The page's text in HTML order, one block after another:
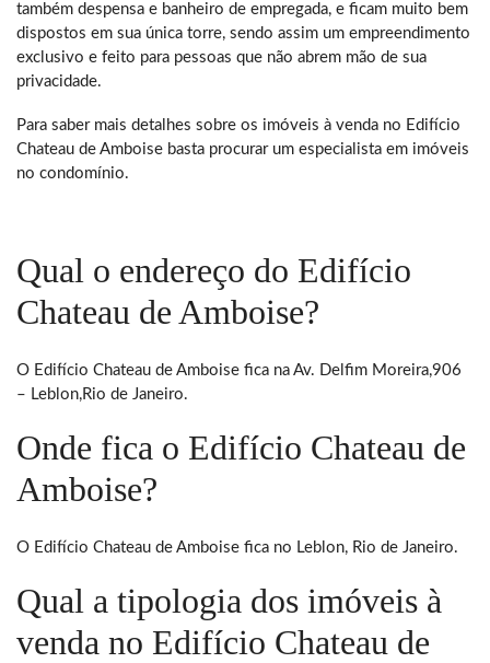
também despensa e banheiro de empregada, e ficam muito bem
dispostos em sua única torre, sendo assim um empreendimento
exclusivo e feito para pessoas que não abrem mão de sua
privacidade.
Para saber mais detalhes sobre os imóveis à venda no Edifício
Chateau de Amboise basta procurar um especialista em imóveis
no condomínio.
Qual o endereço do Edifício
Chateau de Amboise?
O Edifício Chateau de Amboise fica na Av. Delfim Moreira,906
– Leblon,Rio de Janeiro.
Onde fica o Edifício Chateau de
Amboise?
O Edifício Chateau de Amboise fica no Leblon, Rio de Janeiro.
Qual a tipologia dos imóveis à
venda no Edifício Chateau de